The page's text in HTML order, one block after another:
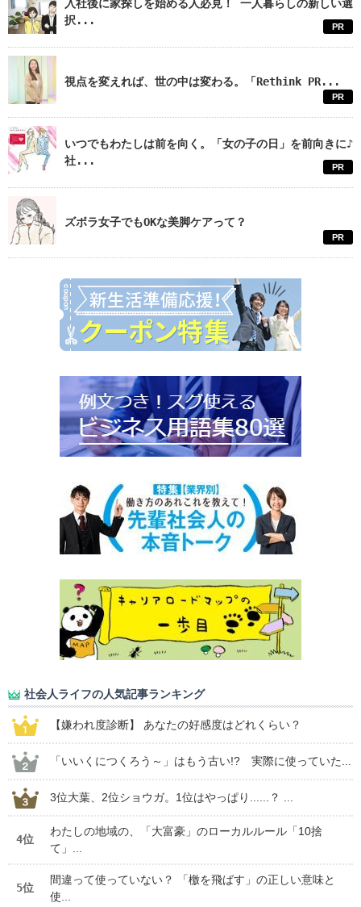
入社後に家探しを始める人必見！ 一人暮らしの新しい選
択...
PR
視点を変えれば、世の中は変わる。「Rethink PR...
PR
いつでもわたしは前を向く。「女の子の日」を前向きに♪
社...
PR
ズボラ女子でもOKな美脚ケアって？
PR
社会人ライフの人気記事ランキング
【嫌われ度診断】 あなたの好感度はどれくらい？
「いいくにつくろう～」はもう古い!? 実際に使っていた...
3位大葉、2位ショウガ。1位はやっぱり......？ ...
4位
わたしの地域の、「大富豪」のローカルルール「10捨
て」...
5位
間違って使っていない？ 「檄を飛ばす」の正しい意味と
使...